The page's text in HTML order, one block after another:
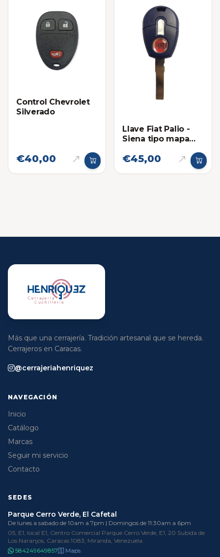
Control Chevrolet
Silverado
€40,00
Llave Fiat Palio -
Siena tipo mapa
€45,00
Más que una cerrajería. Tradición artesanal que se hereda.
Cerrajeros en Caracas.
@cerrajeriahenriquez
NAVEGACIÓN
Inicio
Catálogo
Marcas
Seguir mi servicio
Contacto
SEDES
Parque Cerro Verde, El Cafetal
De lunes a sabado de 10am a 7pm | Domingos de 11:30am a 6pm
05, E1, local E1, Centro Comercial Parque Cerro Verde, E1, 20 Subida de
Los Naranjos, Caracas 1083, Miranda, Venezuela
584249649857
Maps